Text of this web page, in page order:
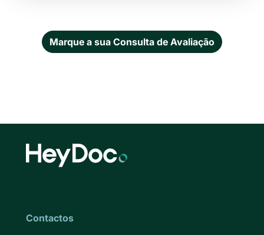
Marque a sua Consulta de Avaliação
Contactos